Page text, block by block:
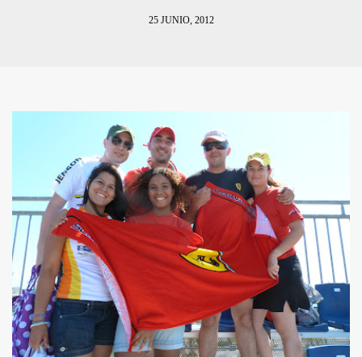
25 JUNIO, 2012